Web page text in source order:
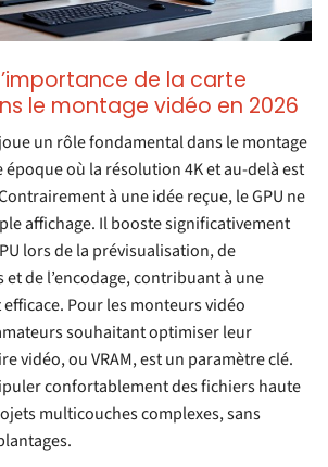
de la carte
le montage vidéo en 2026
un rôle fondamental dans le montage
où la résolution 4K et au-delà est
à une idée reçue, le GPU ne
affichage. Il booste significativement
lors de la prévisualisation, de
et de l’encodage, contribuant à une
Pour les monteurs vidéo
souhaitant optimiser leur
vidéo, ou VRAM, est un paramètre clé.
confortablement des fichiers haute
multicouches complexes, sans